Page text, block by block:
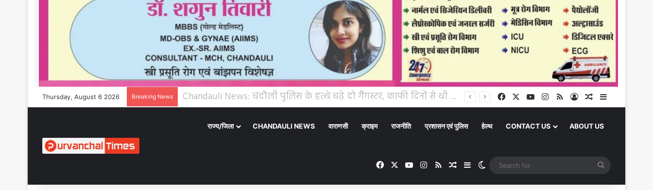
Thursday, August 6 2026 Breaking News Chandauli News: 25 हजार का इनामी गो-तस्करी गिरोह का सदस्य गिरफ्तार, पुलिस ने अवैध असलहा और पिकअप वाहन किया बरामद Facebook YouTubeInstagram
RSS Log InRandom Article
राज्य/जिला CHANDAULI NEWS वाराणसी क्राइम राजनीति प्रशासन एवं पुलिस हेल्थ CONTACT US ABOUT US
Facebook YouTubeInstagram
RSS Random Article
SidebarSwitch skin